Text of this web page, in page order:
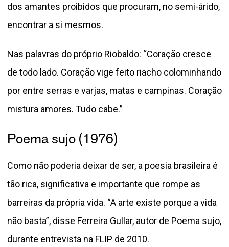
dos amantes proibidos que procuram, no semi-árido,
encontrar a si mesmos.
Nas palavras do próprio Riobaldo: “Coração cresce
de todo lado. Coração vige feito riacho colominhando
por entre serras e varjas, matas e campinas. Coração
mistura amores. Tudo cabe.”
Poema sujo (1976)
Como não poderia deixar de ser, a poesia brasileira é
tão rica, significativa e importante que rompe as
barreiras da própria vida. “A arte existe porque a vida
não basta”, disse Ferreira Gullar, autor de Poema sujo,
durante entrevista na FLIP de 2010.